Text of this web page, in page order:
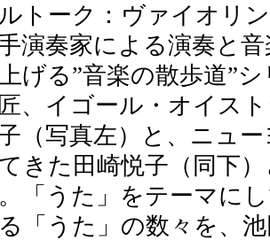
トーク：ヴァイオリ
演奏家による演奏と
げる”音楽の散歩道”
、イゴール・オイス
（写真左）と、ニュ
きた田崎悦子（同下
「うた」をテーマに
「うた」の数々を、